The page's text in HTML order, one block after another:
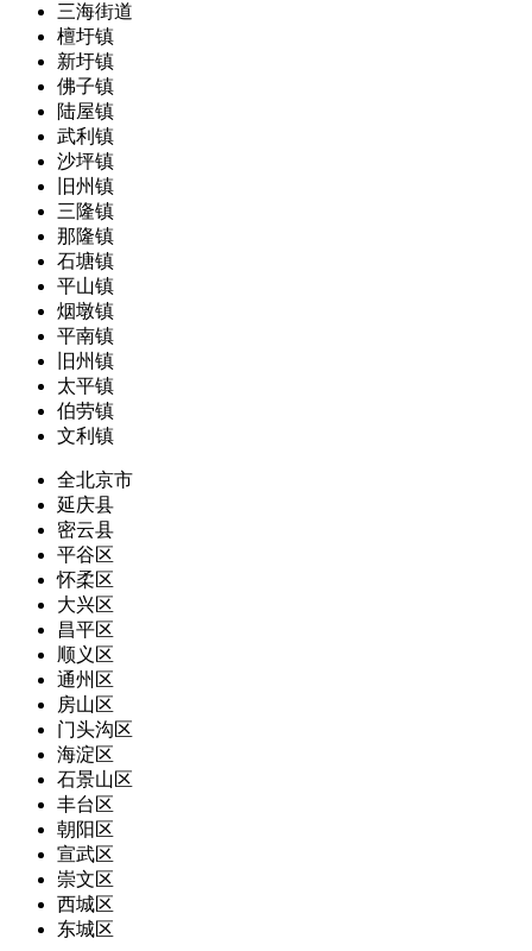
三海街道
檀圩镇
新圩镇
佛子镇
陆屋镇
武利镇
沙坪镇
旧州镇
三隆镇
那隆镇
石塘镇
平山镇
烟墩镇
平南镇
旧州镇
太平镇
伯劳镇
文利镇
全北京市
延庆县
密云县
平谷区
怀柔区
大兴区
昌平区
顺义区
通州区
房山区
门头沟区
海淀区
石景山区
丰台区
朝阳区
宣武区
崇文区
西城区
东城区